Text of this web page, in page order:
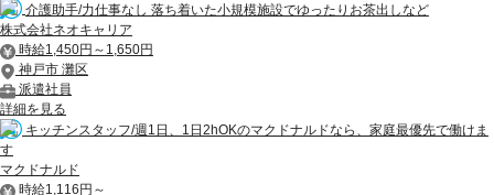
介護助手/力仕事なし 落ち着いた小規模施設でゆったりお茶出しなど
株式会社ネオキャリア
時給1,450円～1,650円
神戸市 灘区
派遣社員
詳細を見る
キッチンスタッフ/週1日、1日2hOKのマクドナルドなら、家庭最優先で働けま
す
マクドナルド
時給1,116円～